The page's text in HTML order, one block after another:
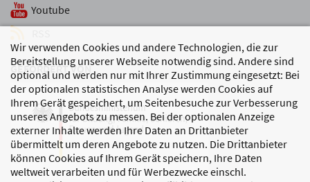
Wir verwenden Cookies und andere Technologien, die zur
Bereitstellung unserer Webseite notwendig sind. Andere sind
optional und werden nur mit Ihrer Zustimmung eingesetzt: Bei
der optionalen statistischen Analyse werden Cookies auf
Ihrem Gerät gespeichert, um Seitenbesuche zur Verbesserung
unseres Angebots zu messen. Bei der optionalen Anzeige
externer Inhalte werden Ihre Daten an Drittanbieter
übermittelt um deren Angebote zu nutzen. Die Drittanbieter
können Cookies auf Ihrem Gerät speichern, Ihre Daten
weltweit verarbeiten und für Werbezwecke einschl.
Youtube
GEFÖRDERT VON